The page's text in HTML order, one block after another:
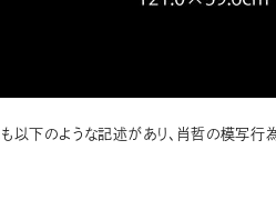
下のような記述があり、肖哲の模写行